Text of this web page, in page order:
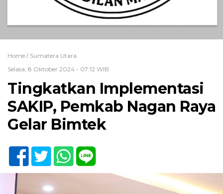
Home / Sumatera Utara
Selasa, 8 Oktober 2024 - 07:12 WIB
Tingkatkan Implementasi
SAKIP, Pemkab Nagan Raya
Gelar Bimtek